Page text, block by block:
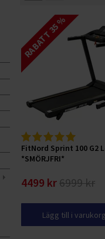
RABATT 35 %
FitNord Sprint 100 G2
*SMÖRJFRI*
4499 kr 6999 kr
Lägg till i